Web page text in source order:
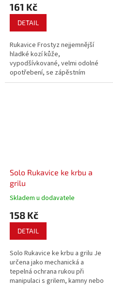
161 Kč
DETAIL
Rukavice Frostyz nejjemnější
hladké kozí kůže,
vypodšívkované, velmi odolné
opotřebení, se zápěstním
páskem na suchý zip.
Solo Rukavice ke krbu a
grilu
Skladem u dodavatele
158 Kč
DETAIL
Solo Rukavice ke krbu a grilu Je
určena jako mechanická a
tepelná ochrana rukou při
manipulaci s grilem, kamny nebo